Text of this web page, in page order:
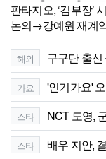
판타지오, ‘김부장’
논의→강예원 재계
해외 구구단 출
가요 '인기가요'
스타 NCT 도영,
스타 배우 지안,